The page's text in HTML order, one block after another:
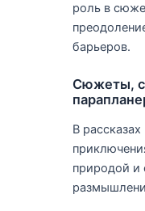
роль в
барьеров.
Сюжеты,
В
природой и